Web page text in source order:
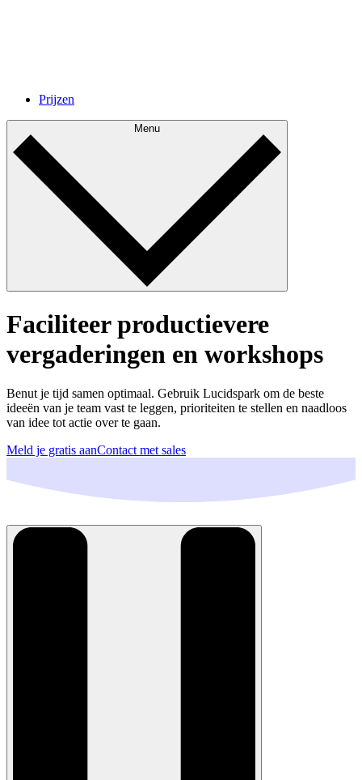
Prijzen
Menu
Faciliteer productievere
vergaderingen en workshops
Benut je tijd samen optimaal. Gebruik Lucidspark om de beste
ideeën van je team vast te leggen, prioriteiten te stellen en naadloos
van idee tot actie over te gaan.
Meld je gratis aanContact met sales